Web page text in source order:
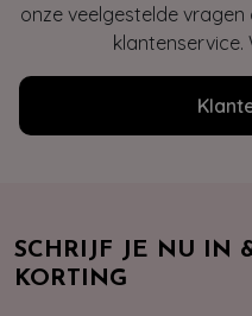
onze veelgestelde
klantenservice.
SCHRIJF JE NU IN
KORTING